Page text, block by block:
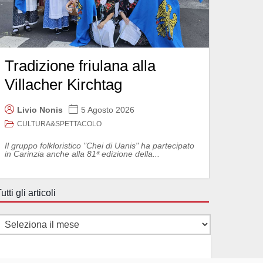
Tradizione friulana alla
Villacher Kirchtag
Livio Nonis 5 Agosto 2026
CULTURA&SPETTACOLO
Il gruppo folkloristico "Chei di Uanis" ha partecipato
in Carinzia anche alla 81ª edizione della...
gli articoli